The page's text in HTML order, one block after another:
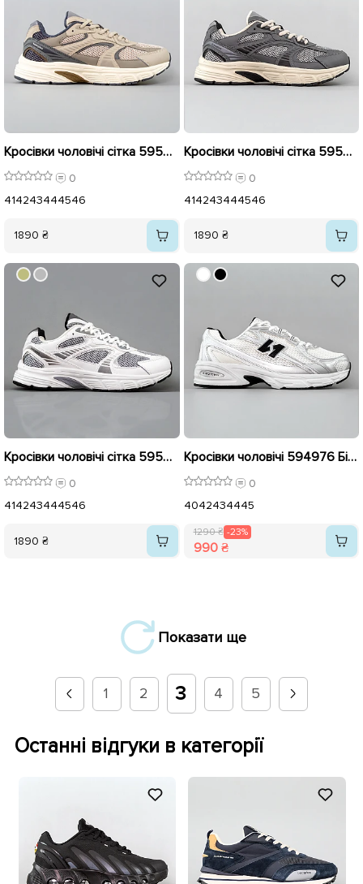
Кросівки чоловічі сітка 595078 Бежеві
0
414243444546
1890 ₴
Кросівки чоловічі сітка 595076 Сірий
0
414243444546
1890 ₴
Кросівки чоловічі сітка 595077 Білі
0
414243444546
1890 ₴
Кросівки чоловічі 594976 Білі сріблясті розпродаж
0
4042434445
1290 ₴ -23%
990 ₴
Показати ще
1 2 3 4 5
Останні відгуки в категорії